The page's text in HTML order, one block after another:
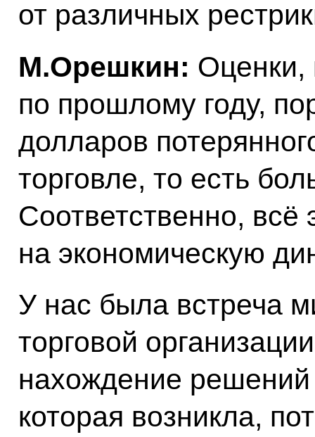
от различных
М.Орешкин: Оценки,
по прошлому году,
долларов
торговле, то есть
Соответственно, всё
на экономическую
У нас была встреча
торговой
нахождение решений
которая возникла,